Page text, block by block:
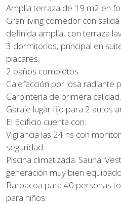
Amplia terraza de 19 m2 en
Gran living comedor con
definida amplia, con terraza
3 dormitorios, principal en
placares.
2 baños completos.
Calefacción por losa radiante
Carpintería de primera
Garaje lugar fijo para 2 autos
El Edificio cuenta con:
Vigilancia las 24 hs con
seguridad.
Piscina climatizada. Sauna.
generación muy bien
Barbacoa para 40 personas
para niños.